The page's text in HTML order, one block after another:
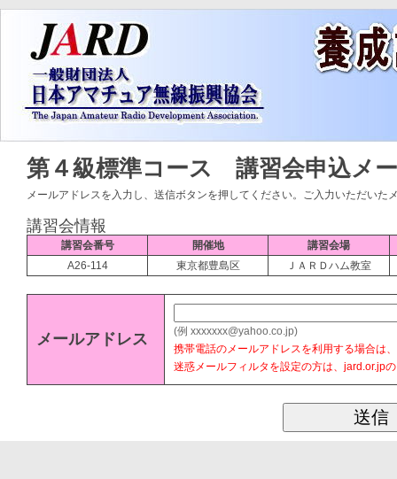
第４級標準コース 講習会申込メ
メールアドレスを入力し、送信ボタンを押してください。ご入力いただい
講習会情報
講習会番号 開催地
講習会場
A26-114
東京都豊島区 ＪＡＲＤハム教室
メールアドレス
(例 xxxxxxx@yahoo.co.jp)
携帯電話のメールアドレスを利用する場合は
迷惑メールフィルタを設定の方は、jard.or.jp